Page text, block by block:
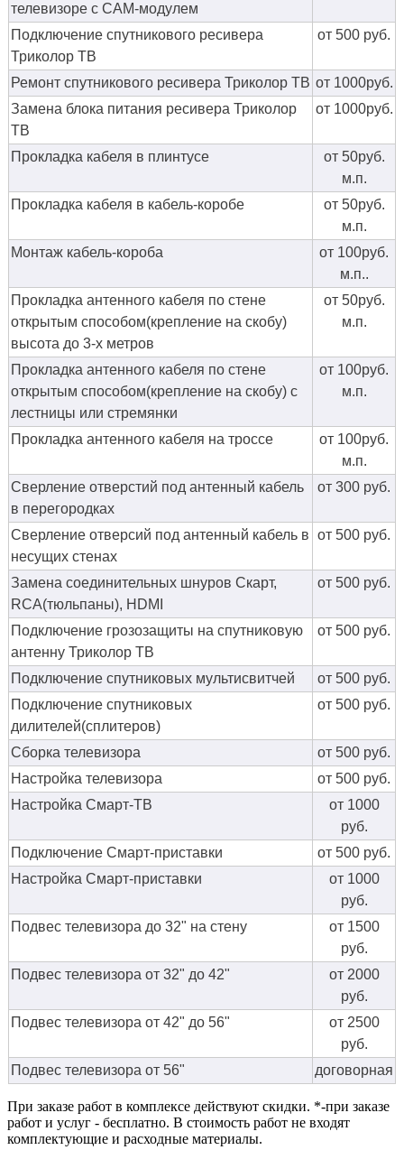
телевизоре с CAM-модулем
Подключение спутникового ресивера
Триколор ТВ
от 500 руб.
Ремонт спутникового ресивера Триколор ТВ от 1000руб.
Замена блока питания ресивера Триколор
ТВ
от 1000руб.
Прокладка кабеля в плинтусе
от 50руб.
м.п.
Прокладка кабеля в кабель-коробе
от 50руб.
м.п.
Монтаж кабель-короба
от 100руб.
м.п..
Прокладка антенного кабеля по стене
открытым способом(крепление на скобу)
высота до 3-х метров
от 50руб.
м.п.
Прокладка антенного кабеля по стене
открытым способом(крепление на скобу) с
лестницы или стремянки
от 100руб.
м.п.
Прокладка антенного кабеля на троссе
от 100руб.
м.п.
Сверление отверстий под антенный кабель
в перегородках
от 300 руб.
Сверление отверсий под антенный кабель в
несущих стенах
от 500 руб.
Замена соединительных шнуров Скарт,
RCA(тюльпаны), HDMI
от 500 руб.
Подключение грозозащиты на спутниковую
антенну Триколор ТВ
от 500 руб.
Подключение спутниковых мультисвитчей
от 500 руб.
Подключение спутниковых
дилителей(сплитеров)
от 500 руб.
Сборка телевизора
от 500 руб.
Настройка телевизора
от 500 руб.
Настройка Смарт-ТВ
от 1000
руб.
Подключение Смарт-приставки
от 500 руб.
Настройка Смарт-приставки
от 1000
руб.
Подвес телевизора до 32" на стену
от 1500
руб.
Подвес телевизора от 32" до 42"
от 2000
руб.
Подвес телевизора от 42" до 56"
от 2500
руб.
Подвес телевизора от 56"
договорная
При заказе работ в комплексе действуют скидки. *-при заказе
работ и услуг - бесплатно. В стоимость работ не входят
комплектующие и расходные материалы.